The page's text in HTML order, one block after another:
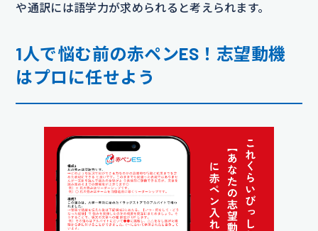
や通訳には語学力が求められると考えられます。
1人で悩む前の赤ペンES！志望動機
はプロに任せよう